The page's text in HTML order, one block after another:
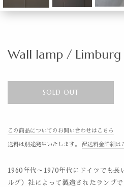
Wall lamp / Limburg
SOLD OUT
この商品についてのお問い合わせはこちら
送料は別途発生いたします。 配送料金詳細は
1960年代～1970年代にドイツでも
ルグ）社によって製造されたランプで